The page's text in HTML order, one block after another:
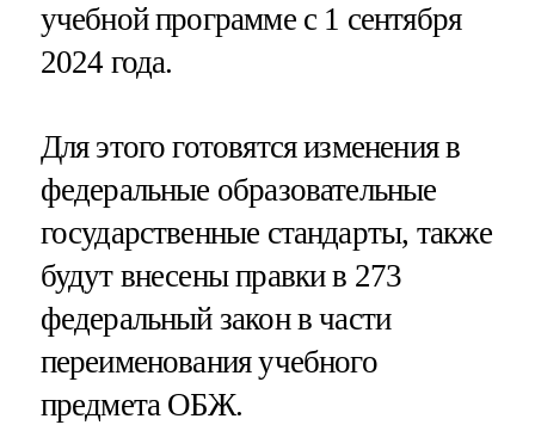
учебной программе с 1 сентября
2024 года.
Для этого готовятся изменения в
федеральные образовательные
государственные стандарты, также
будут внесены правки в 273
федеральный закон в части
переименования учебного
предмета ОБЖ.